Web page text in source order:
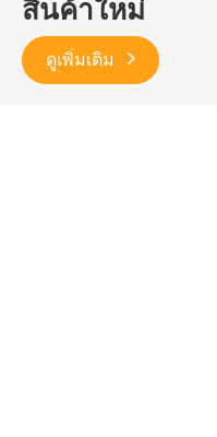
สินค้าใหม่
ดูเพิ่มเติม